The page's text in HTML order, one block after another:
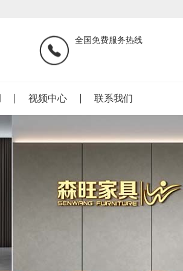
全国免费服务热线
视频中心 联系我们